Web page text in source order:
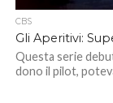
CBS
Gli Aperitivi:
Questa serie
dono il pilot,